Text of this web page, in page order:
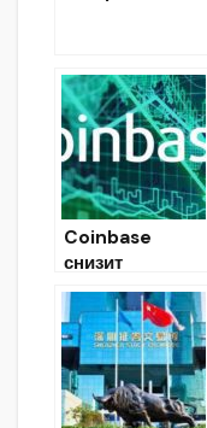
майнинга
Coinbase
снизит
комиссии за
отправку
биткоин-
транзакций на
50% благодаря
группированию